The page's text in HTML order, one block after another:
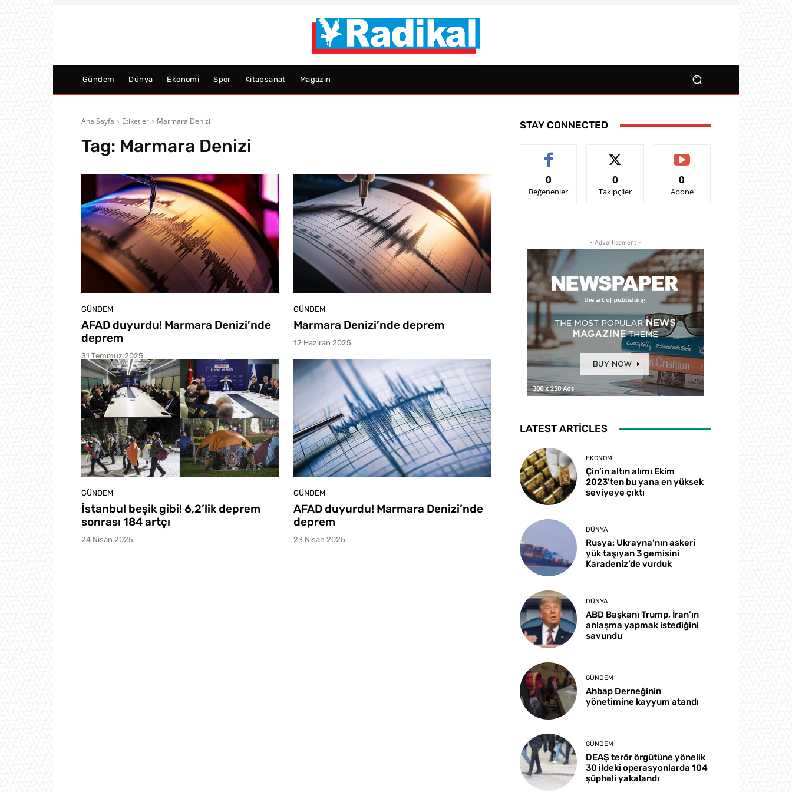
Gündem Dünya Ekonomi Spor Kitapsanat Magazin
Ana Sayfa Etiketler Marmara Denizi
Tag: Marmara Denizi
GÜNDEM
AFAD duyurdu! Marmara Denizi’nde
deprem
31 Temmuz 2025
GÜNDEM
Marmara Denizi’nde deprem
12 Haziran 2025
GÜNDEM
İstanbul beşik gibi! 6,2’lik deprem
sonrası 184 artçı
24 Nisan 2025
GÜNDEM
AFAD duyurdu! Marmara Denizi’nde
deprem
23 Nisan 2025
STAY CONNECTED
0
Beğenenler
0
Takipçiler
0
Abone
- Advertisement -
LATEST ARTICLES
EKONOMI
Çin’in altın alımı Ekim
2023’ten bu yana en yüksek
seviyeye çıktı
DÜNYA
Rusya: Ukrayna’nın askeri
yük taşıyan 3 gemisini
Karadeniz’de vurduk
DÜNYA
ABD Başkanı Trump, İran’ın
anlaşma yapmak istediğini
savundu
GÜNDEM
Ahbap Derneğinin
yönetimine kayyum atandı
GÜNDEM
DEAŞ terör örgütüne yönelik
30 ildeki operasyonlarda 104
şüpheli yakalandı